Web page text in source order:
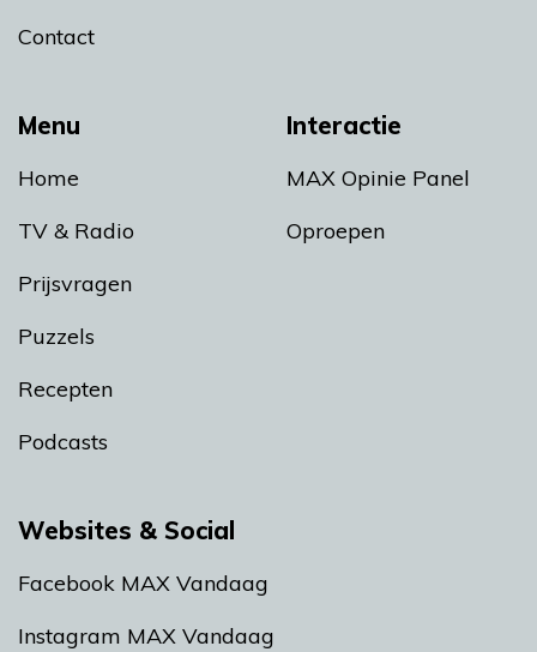
Menu
Home
TV & Radio
Prijsvragen
Puzzels
Recepten
Podcasts
Interactie
MAX Opinie Panel
Oproepen
Contact
Websites & Social
Facebook MAX Vandaag
Instagram MAX Vandaag